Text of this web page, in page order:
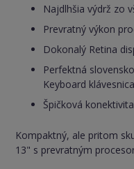
Najdlhšia výdrž zo
Prevratný výkon
Dokonalý Retina
Perfektná
Keyboard
Špičková konektivita
Kompaktný, ale pritom
13" s prevratným